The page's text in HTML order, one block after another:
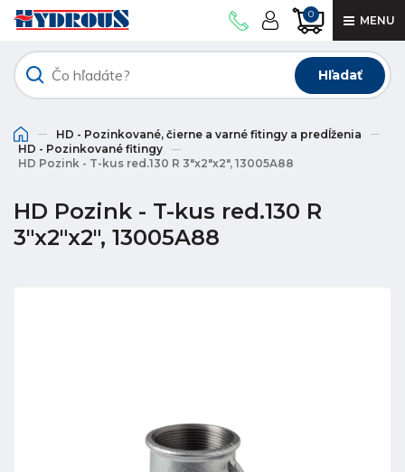
0 MENU
Hľadať
HD - Pozinkované, čierne a varné fitingy a predĺženia
HD - Pozinkované fitingy
HD Pozink - T-kus red.130 R 3"x2"x2", 13005A88
HD Pozink - T-kus red.130 R
3"x2"x2", 13005A88